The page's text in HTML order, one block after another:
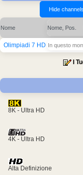
Nome Nome, Pos.
Olimpiadi 7 HD In questo
I
8K - Ultra HD
4K - Ultra HD
Alta Definizione